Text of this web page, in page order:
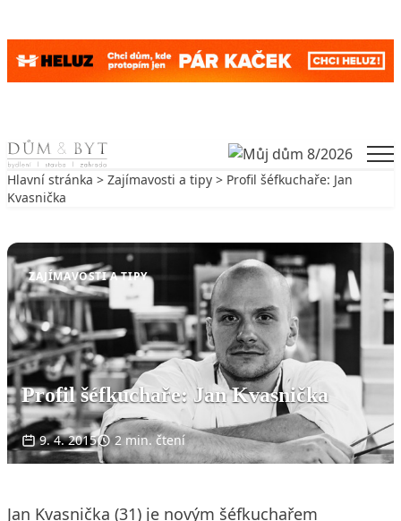
Skip to content
Hlavní stránka > Zajímavosti a tipy > Profil šéfkuchaře: Jan
Kvasnička
ZAJÍMAVOSTI A TIPY
Profil šéfkuchaře: Jan Kvasnička
9. 4. 2015 2 min. čtení
Jan Kvasnička (31) je novým šéfkuchařem